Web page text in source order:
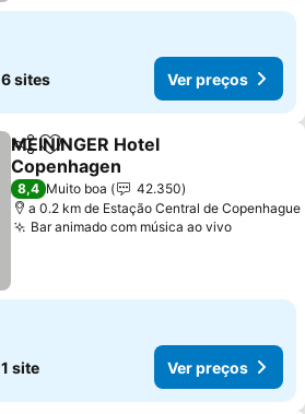
6 sites Ver preços
PartilharAdicionar aos favoritos
MEININGER Hotel
Copenhagen
8,4 Muito boa
42.350
a 0.2 km de Estação Central de Copenhague
Bar animado com música ao vivo
1 site Ver preços